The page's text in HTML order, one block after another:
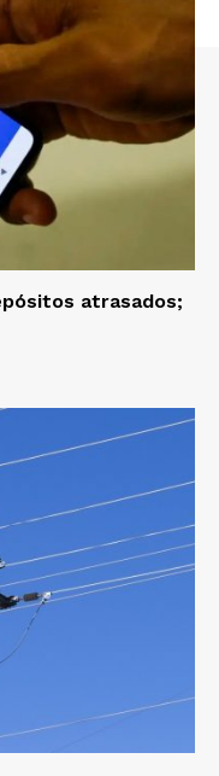
atrasados;